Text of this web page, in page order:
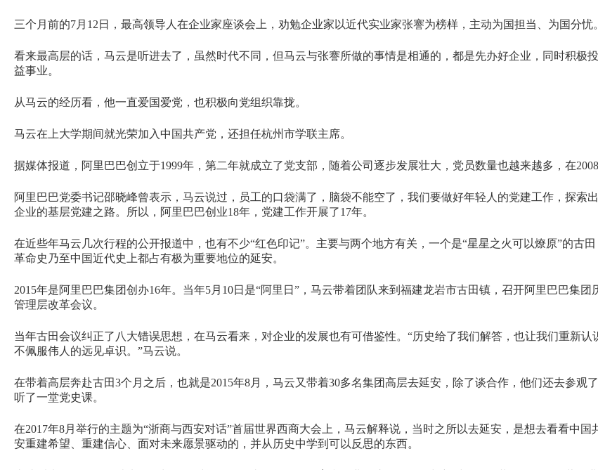
三个月前的7月12日，最高领导人在企业家座谈会上，劝勉企业家以近代实业家张謇为榜样，主动为国担当、为国分忧。
看来最高层的话，马云是听进去了，虽然时代不同，但马云与张謇所做的事情是相通的，都是先办好企业，同时积极
益事业。
从马云的经历看，他一直爱国爱党，也积极向党组织靠拢。
马云在上大学期间就光荣加入中国共产党，还担任杭州市学联主席。
据媒体报道，阿里巴巴创立于1999年，第二年就成立了党支部，随着公司逐步发展壮大，党员数量也越来越多，在2008
阿里巴巴党委书记邵晓峰曾表示，马云说过，员工的口袋满了，脑袋不能空了，我们要做好年轻人的党建工作，探索
企业的基层党建之路。所以，阿里巴巴创业18年，党建工作开展了17年。
在近些年马云几次行程的公开报道中，也有不少“红色印记”。主要与两个地方有关，一个是“星星之火可以燎原”的古
革命史乃至中国近代史上都占有极为重要地位的延安。
2015年是阿里巴巴集团创办16年。当年5月10日是“阿里日”，马云带着团队来到福建龙岩市古田镇，召开阿里巴巴集团
管理层改革会议。
当年古田会议纠正了八大错误思想，在马云看来，对企业的发展也有可借鉴性。“历史给了我们解答，也让我们重新认
不佩服伟人的远见卓识。”马云说。
在带着高层奔赴古田3个月之后，也就是2015年8月，马云又带着30多名集团高层去延安，除了谈合作，他们还去参观
听了一堂党史课。
在2017年8月举行的主题为“浙商与西安对话”首届世界西商大会上，马云解释说，当时之所以去延安，是想去看看中国
安重建希望、重建信心、面对未来愿景驱动的，并从历史中学到可以反思的东西。